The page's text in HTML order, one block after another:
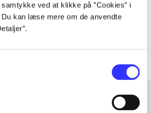
ved at klikke på ”Cookies” i
Du kan læse mere om de anvendte
ipsum dolor sit amet ...
ofte om